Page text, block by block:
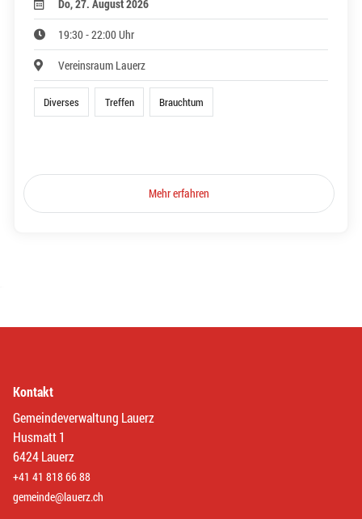
Do, 27. August 2026
19:30 - 22:00 Uhr
Vereinsraum Lauerz
Diverses Treffen Brauchtum
Mehr erfahren
Kontakt
Gemeindeverwaltung Lauerz
Husmatt 1
6424 Lauerz
+41 41 818 66 88
gemeinde@lauerz.ch